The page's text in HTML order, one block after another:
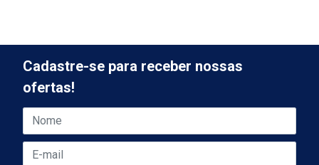
Cadastre-se para receber nossas
ofertas!